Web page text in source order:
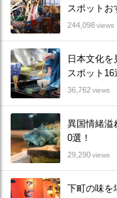
スポットお
244,098views
日本文化
スポット16
36,762views
異国情緒溢
0選！
29,290views
下町の味を